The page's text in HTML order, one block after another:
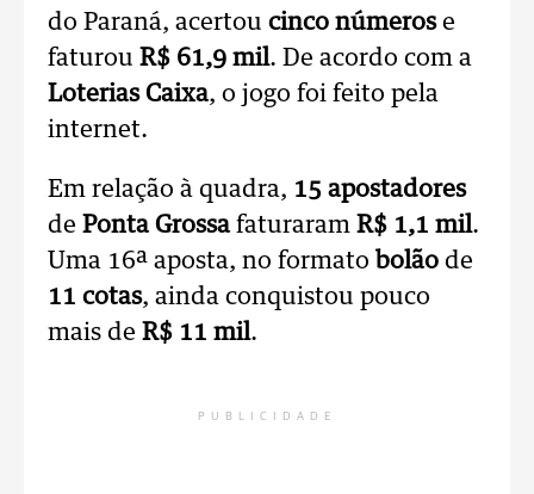
do Paraná, acertou cinco númerose
faturou R$ 61,9 mil. De acordo com a
Loterias Caixa, o jogo foi feito pela
internet.
Em relação à quadra, 15 apostadores
de Ponta Grossafaturaram R$ 1,1 mil.
Uma 16ª aposta, no formato bolão de
11 cotas, ainda conquistou pouco
mais de R$ 11 mil.
PUBLICIDADE